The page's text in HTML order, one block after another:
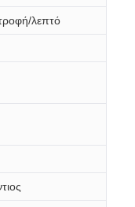
λεπτό